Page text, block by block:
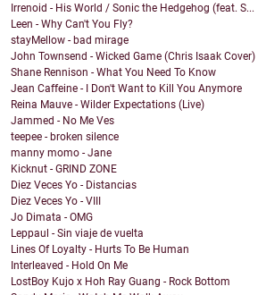
Irrenoid - His World / Sonic the Hedgehog (feat. S...
Leen - Why Can't You Fly?
stayMellow - bad mirage
John Townsend - Wicked Game (Chris Isaak Cover)
Shane Rennison - What You Need To Know
Jean Caffeine - I Don't Want to Kill You Anymore
Reina Mauve - Wilder Expectations (Live)
Jammed - No Me Ves
teepee - broken silence
manny momo - Jane
Kicknut - GRIND ZONE
Diez Veces Yo - Distancias
Diez Veces Yo - VIII
Jo Dimata - OMG
Leppaul - Sin viaje de vuelta
Lines Of Loyalty - Hurts To Be Human
Interleaved - Hold On Me
LostBoy Kujo x Hoh Ray Guang - Rock Bottom